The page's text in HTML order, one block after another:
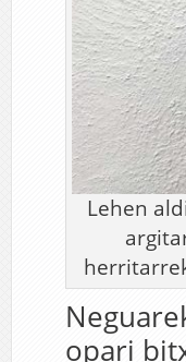
Lehen
opari